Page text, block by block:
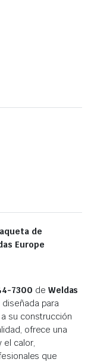
de
Europe
7300 de Weldas
para
su construcción
ofrece una
el calor,
que